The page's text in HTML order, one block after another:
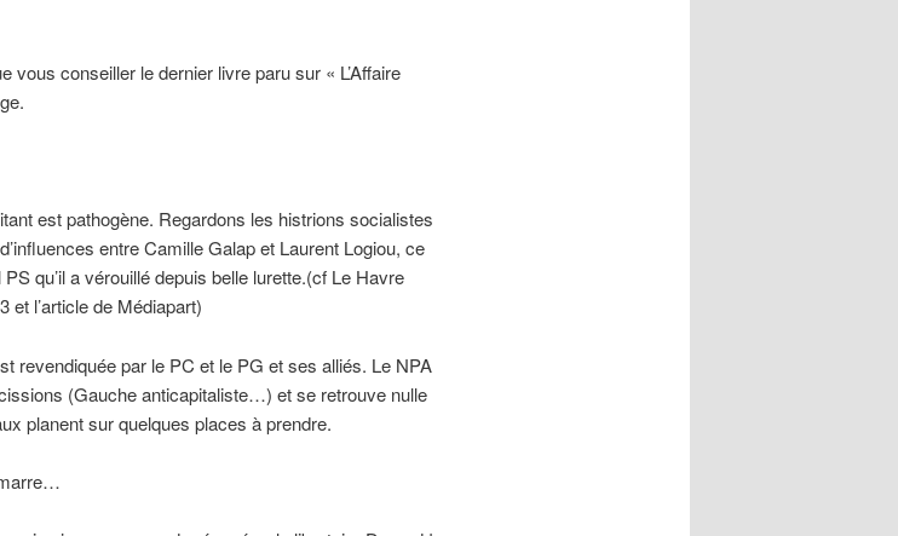
vous conseiller le dernier livre paru sur « L’Affaire
est pathogène. Regardons les histrions socialistes
entre Camille Galap et Laurent Logiou, ce
qu’il a vérouillé depuis belle lurette.(cf Le Havre
et l’article de Médiapart)
revendiquée par le PC et le PG et ses alliés. Le NPA
(Gauche anticapitaliste…) et se retrouve nulle
planent sur quelques places à prendre.